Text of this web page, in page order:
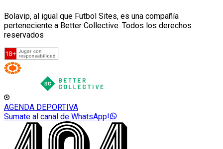
Bolavip, al igual que Futbol Sites, es una compañía
perteneciente a Better Collective. Todos los derechos
reservados
AGENDA DEPORTIVA
Sumate al canal de WhatsApp!